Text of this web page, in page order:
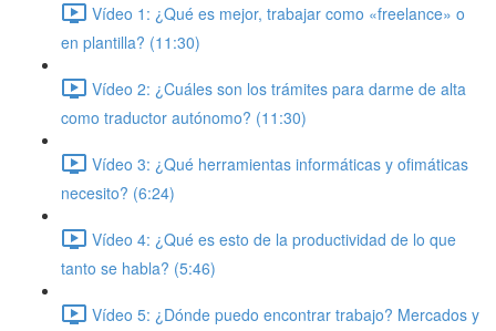
Vídeo 1: ¿Qué es mejor, trabajar como «freelance» o
en plantilla? (11:30)
Vídeo 2: ¿Cuáles son los trámites para darme de alta
como traductor autónomo? (11:30)
Vídeo 3: ¿Qué herramientas informáticas y ofimáticas
necesito? (6:24)
Vídeo 4: ¿Qué es esto de la productividad de lo que
tanto se habla? (5:46)
Vídeo 5: ¿Dónde puedo encontrar trabajo? Mercados y